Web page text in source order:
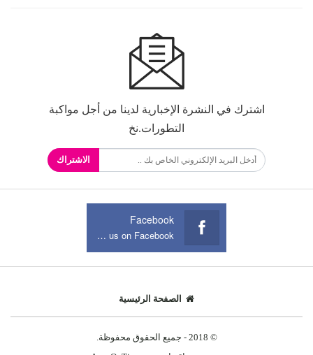
اشترك في النشرة الإخبارية لدينا من أجل مواكبة
التطورات.نخ
الاشتراك
Facebook
Join us on Facebook
الصفحة الرئيسية
© 2018 - جميع الحقوق محفوظة.